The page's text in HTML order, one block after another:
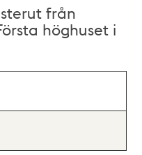
från
höghuset i